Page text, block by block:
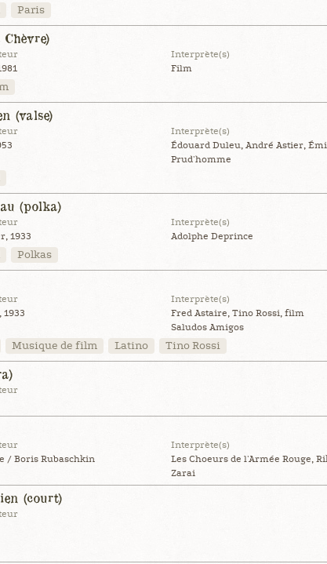
Paris
Interprète(s)
Film
(valse)
Interprète(s)
Édouard Duleu, André Astier,
Prud'homme
(polka)
1933
Interprète(s)
Adolphe Deprince
Polkas
Interprète(s)
Fred Astaire, Tino Rossi, film
Saludos Amigos
Musique de film Latino Tino Rossi
/ Boris Rubaschkin
Interprète(s)
Les Choeurs de l'Armée Rouge,
Zarai
(court)